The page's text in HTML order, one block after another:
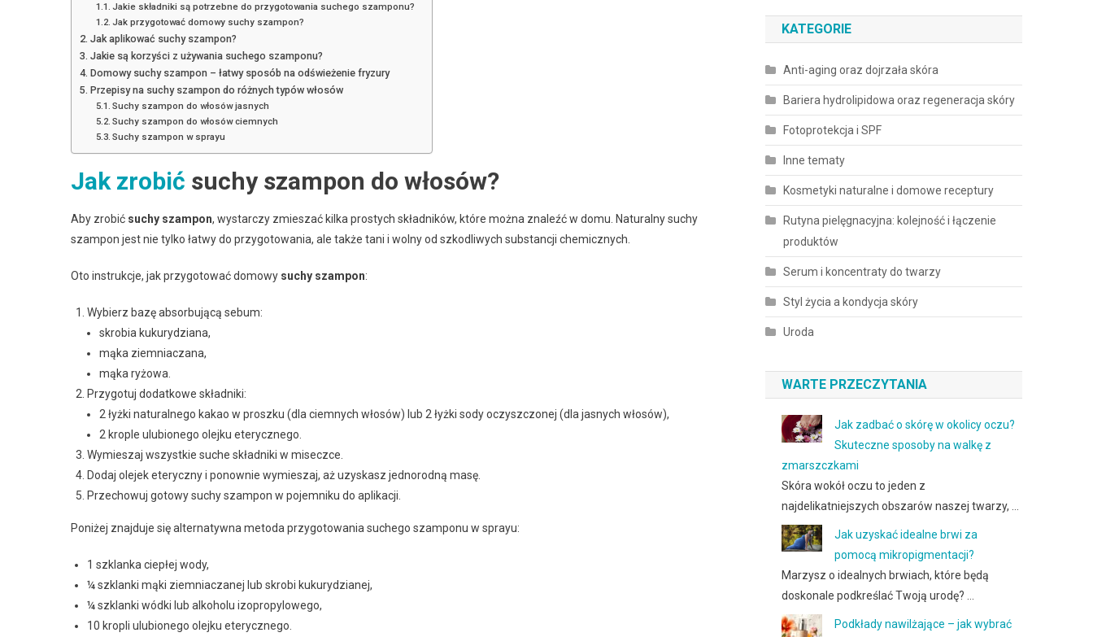
Jakie składniki są potrzebne do przygotowania suchego szamponu?
Jak przygotować domowy suchy szampon?
Jak aplikować suchy szampon?
Jakie są korzyści z używania suchego szamponu?
Domowy suchy szampon – łatwy sposób na odświeżenie fryzury
Przepisy na suchy szampon do różnych typów włosów
Suchy szampon do włosów jasnych
Suchy szampon do włosów ciemnych
Suchy szampon w sprayu
Jak zrobić suchy szampon do włosów?
Aby zrobić suchy szampon, wystarczy zmieszać kilka prostych składników, które można znaleźć w domu. Naturalny suchy
szampon jest nie tylko łatwy do przygotowania, ale także tani i wolny od szkodliwych substancji chemicznych.
Oto instrukcje, jak przygotować domowy suchy szampon:
Wybierz bazę absorbującą sebum:
skrobia kukurydziana,
mąka ziemniaczana,
mąka ryżowa.
Przygotuj dodatkowe składniki:
2 łyżki naturalnego kakao w proszku (dla ciemnych włosów) lub 2 łyżki sody oczyszczonej (dla jasnych włosów),
2 krople ulubionego olejku eterycznego.
Wymieszaj wszystkie suche składniki w miseczce.
Dodaj olejek eteryczny i ponownie wymieszaj, aż uzyskasz jednorodną masę.
Przechowuj gotowy suchy szampon w pojemniku do aplikacji.
Poniżej znajduje się alternatywna metoda przygotowania suchego szamponu w sprayu:
1 szklanka ciepłej wody,
¼ szklanki mąki ziemniaczanej lub skrobi kukurydzianej,
¼ szklanki wódki lub alkoholu izopropylowego,
10 kropli ulubionego olejku eterycznego.
KATEGORIE
Anti-aging oraz dojrzała skóra
Bariera hydrolipidowa oraz regeneracja skóry
Fotoprotekcja i SPF
Inne tematy
Kosmetyki naturalne i domowe receptury
Rutyna pielęgnacyjna: kolejność i łączenie
produktów
Serum i koncentraty do twarzy
Styl życia a kondycja skóry
Uroda
WARTE PRZECZYTANIA
Jak zadbać o skórę w okolicy oczu?
Skuteczne sposoby na walkę z
zmarszczkami
Skóra wokół oczu to jeden z
najdelikatniejszych obszarów naszej twarzy, …
Jak uzyskać idealne brwi za
pomocą mikropigmentacji?
Marzysz o idealnych brwiach, które będą
doskonale podkreślać Twoją urodę? …
Podkłady nawilżające – jak wybrać